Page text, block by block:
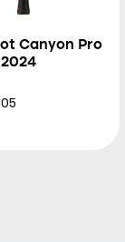
Canyon Pro